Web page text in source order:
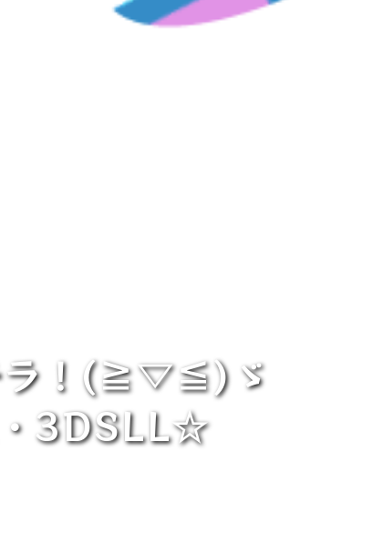
ラ！(≧▽≦)ゞ
3DSLL☆